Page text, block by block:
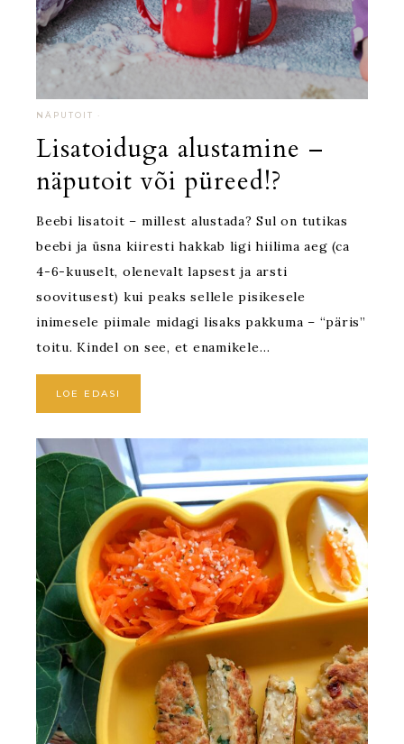
NÄPUTOIT ·
Lisatoiduga alustamine –
näputoit või püreed!?
Beebi lisatoit – millest alustada? Sul on tutikas
beebi ja üsna kiiresti hakkab ligi hiilima aeg (ca
4-6-kuuselt, olenevalt lapsest ja arsti
soovitusest) kui peaks sellele pisikesele
inimesele piimale midagi lisaks pakkuma – “päris”
toitu. Kindel on see, et enamikele…
LOE EDASI